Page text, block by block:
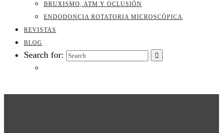
BRUXISMO, ATM Y OCLUSIÓN
ENDODONCIA ROTATORIA MICROSCÓPICA
REVISTAS
BLOG
Search for: